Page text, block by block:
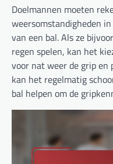
Doelmannen moeten
weersomstandigheden
van een bal. Als ze
regen spelen, kan het
voor nat weer de grip en
kan het regelmatig
bal helpen om de